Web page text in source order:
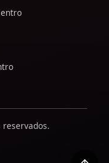
reservados.